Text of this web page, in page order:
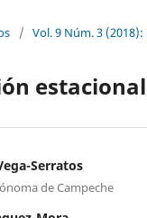
/ Vol. 9 Núm. 3
Serratos
de Campeche